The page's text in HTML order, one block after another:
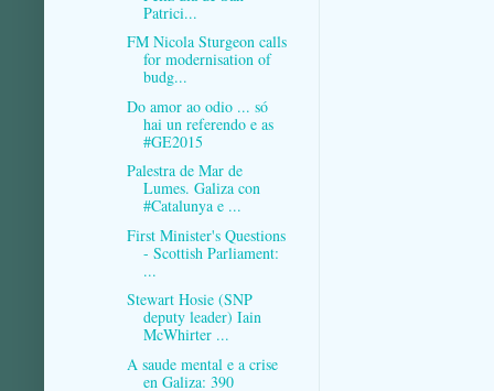
Patrici...
FM Nicola Sturgeon calls
for modernisation of
budg...
Do amor ao odio ... só
hai un referendo e as
#GE2015
Palestra de Mar de
Lumes. Galiza con
#Catalunya e ...
First Minister's Questions
- Scottish Parliament:
...
Stewart Hosie (SNP
deputy leader) Iain
McWhirter ...
A saude mental e a crise
en Galiza: 390